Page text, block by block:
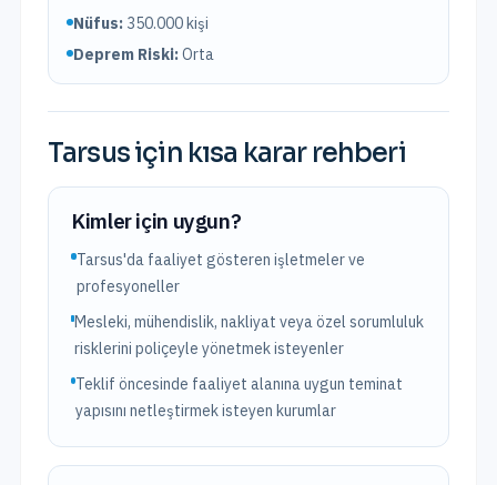
Nüfus: 350.000kişi
Deprem Riski:Orta
Tarsusiçin kısa karar rehberi
Kimler için uygun?
Tarsus'da faaliyet gösteren işletmeler ve
profesyoneller
Mesleki, mühendislik, nakliyat veya özel sorumluluk
risklerini poliçeyle yönetmek isteyenler
Teklif öncesinde faaliyet alanına uygun teminat
yapısını netleştirmek isteyen kurumlar